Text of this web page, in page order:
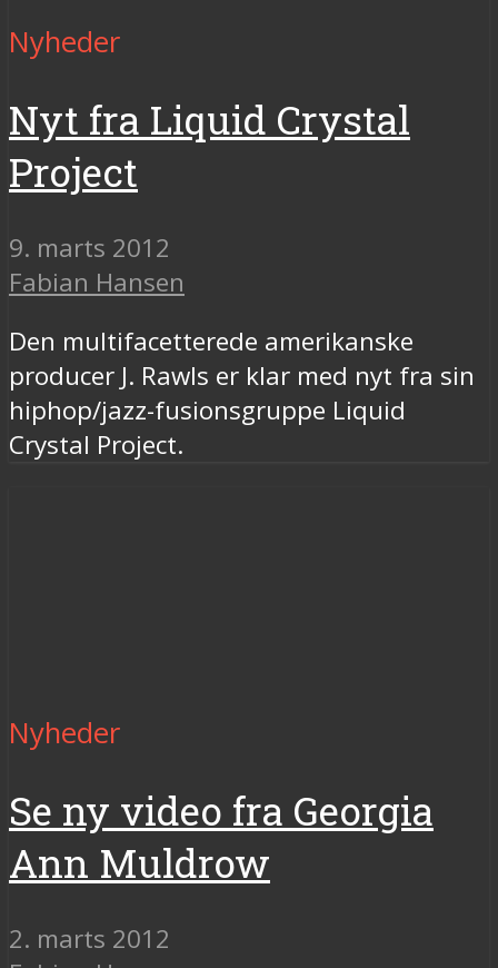
Nyheder
Nyt fra Liquid Crystal
Project
9. marts 2012
Fabian Hansen
Den multifacetterede amerikanske
producer J. Rawls er klar med nyt fra sin
hiphop/jazz-fusionsgruppe Liquid
Crystal Project.
Nyheder
Se ny video fra Georgia
Ann Muldrow
2. marts 2012